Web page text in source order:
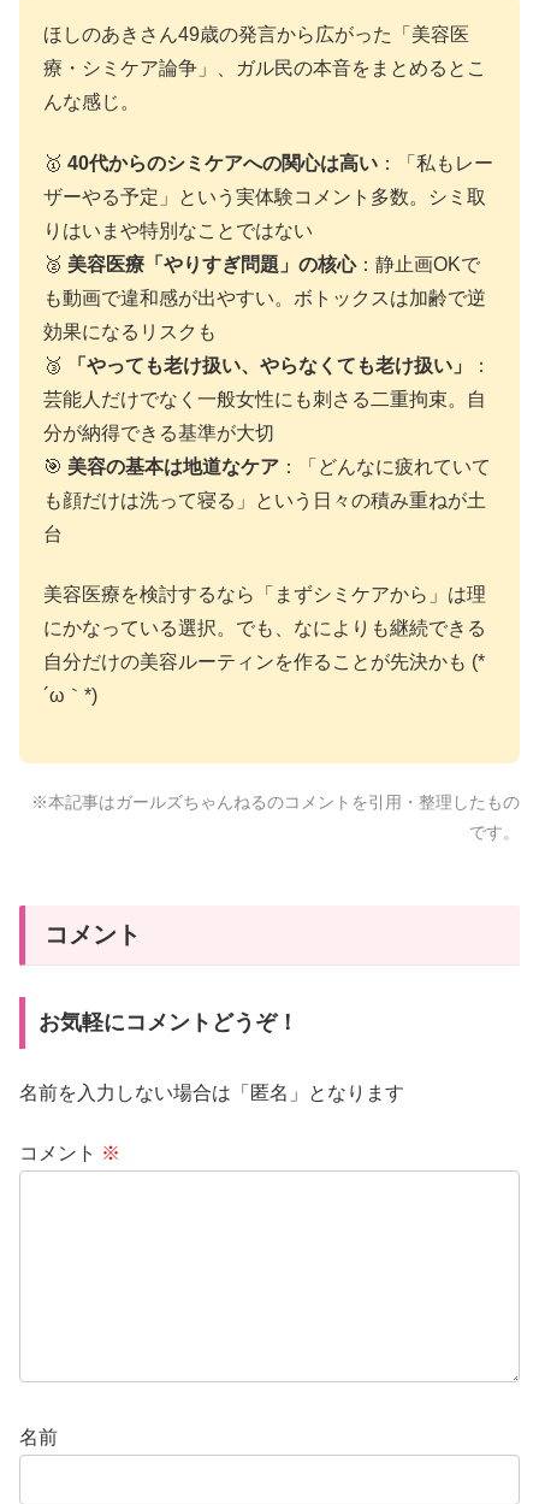
ほしのあきさん49歳の発言から広がった「美容医
療・シミケア論争」、ガル民の本音をまとめるとこ
んな感じ。
🥇 40代からのシミケアへの関心は高い ：「私もレー
ザーやる予定」という実体験コメント多数。シミ取
りはいまや特別なことではない
🥈 美容医療「やりすぎ問題」の核心：静止画OKで
も動画で違和感が出やすい。ボトックスは加齢で逆
効果になるリスクも
🥉
「やっても老け扱い、やらなくても老け扱い」
：
芸能人だけでなく一般女性にも刺さる二重拘束。自
分が納得できる基準が大切
🎯 美容の基本は地道なケア ：「どんなに疲れていて
も顔だけは洗って寝る」という日々の積み重ねが土
台
美容医療を検討するなら「まずシミケアから」は理
にかなっている選択。でも、なによりも継続できる
自分だけの美容ルーティンを作ることが先決かも (*
´ω｀*)
※本記事はガールズちゃんねるのコメントを引用・整理したもの
です。
コメント
お気軽にコメントどうぞ！
名前を入力しない場合は「匿名」となります
コメント ※
名前